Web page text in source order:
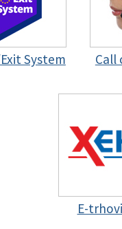
System
Call
E-